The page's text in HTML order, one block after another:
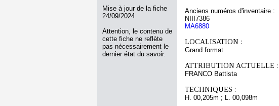
Mise à jour de la fiche
24/09/2024
Attention, le contenu de
cette fiche ne reflète
pas nécessairement le
dernier état du savoir.
Anciens numéros d'inventaire :
NIII7386
MA6880
LOCALISATION :
Grand format
ATTRIBUTION ACTUELLE :
FRANCO Battista
TECHNIQUES :
H. 00,205m ; L. 00,098m